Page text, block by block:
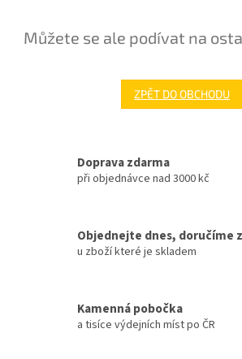
Můžete se ale podívat na
ZPĚT DO OBCHODU
Doprava zdarma
při objednávce nad 3000 kč
Objednejte dnes, doručíme
u zboží které je skladem
Kamenná pobočka
a tisíce výdejních míst po ČR